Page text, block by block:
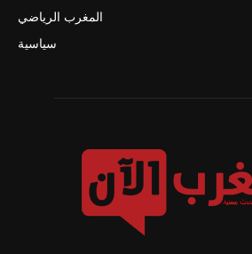
المغرب الرياضي
سياسية